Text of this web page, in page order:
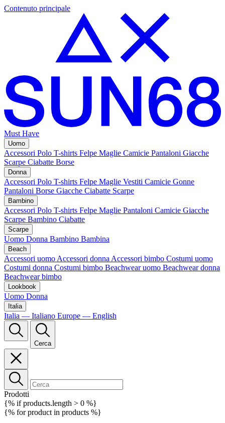
Contenuto principale
Must Have
Uomo
Accessori Polo T-shirts Felpe Maglie Camicie Pantaloni Giacche
Scarpe Ciabatte Borse
Donna
Accessori Polo T-shirts Felpe Maglie Vestiti Camicie Gonne
Pantaloni Borse Giacche Ciabatte Scarpe
Bambino
Accessori Polo T-shirts Felpe Maglie Pantaloni Camicie Giacche
Scarpe Bambino Ciabatte
Scarpe
Uomo Donna Bambino Bambina
Beach
Accessori uomo Accessori donna Accessori bimbo Costumi uomo
Costumi donna Costumi bimbo Beachwear uomo Beachwear donna
Beachwear bimbo
Lookbook
Uomo Donna
Italia
Italia — Italiano Europe — English
Cerca
Prodotti
{% if products.length > 0 %}
{% for product in products %}